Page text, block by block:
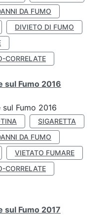
DA FUMO
DIVIETO DI FUMO
CORRELATE
sul Fumo 2016
Fumo 2016
SIGARETTA
DA FUMO
VIETATO FUMARE
CORRELATE
sul Fumo 2017